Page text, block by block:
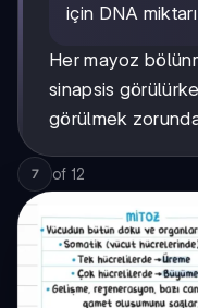
için DNA
Her mayoz
sinapsis
görülmek
7 of 12